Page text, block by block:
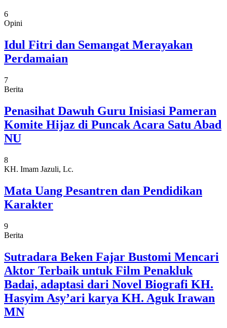
6
Opini
Idul Fitri dan Semangat Merayakan
Perdamaian
7
Berita
Penasihat Dawuh Guru Inisiasi Pameran
Komite Hijaz di Puncak Acara Satu Abad
NU
8
KH. Imam Jazuli, Lc.
Mata Uang Pesantren dan Pendidikan
Karakter
9
Berita
Sutradara Beken Fajar Bustomi Mencari
Aktor Terbaik untuk Film Penakluk
Badai, adaptasi dari Novel Biografi KH.
Hasyim Asy’ari karya KH. Aguk Irawan
MN